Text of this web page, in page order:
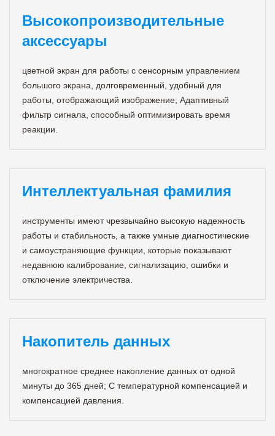
Высокопроизводительные
аксессуары
цветной экран для работы с сенсорным управлением
большого экрана, долговременный, удобный для
работы, отображающий изображение; Адаптивный
фильтр сигнала, способный оптимизировать время
реакции.
Интеллектуальная фамилия
инструменты имеют чрезвычайно высокую надежность
работы и стабильность, а также умные диагностические
и самоустраняющие функции, которые показывают
недавнюю калибрование, сигнализацию, ошибки и
отключение электричества.
Накопитель данных
многократное среднее накопление данных от одной
минуты до 365 дней; С температурной компенсацией и
компенсацией давления.